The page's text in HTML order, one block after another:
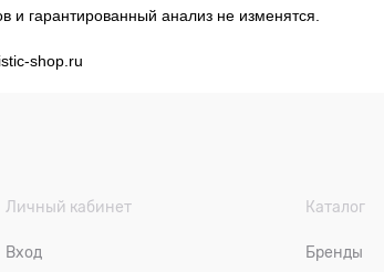
и гарантированный анализ не изменятся.
shop.ru
Личный кабинет
Вход
Каталог
Бренды